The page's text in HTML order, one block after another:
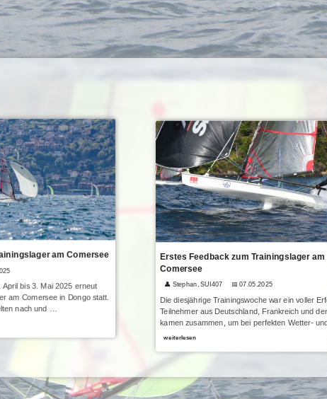
am Comersee
April bis 3. Mai 2025 erneut
am Comersee in Dongo statt.
nach und …
Erstes Feedback zum Trainingslager am
Comersee
👤 Stephan, SUI407 📅 07.05.2025
Die diesjährige Trainingswoche war ein voller
Teilnehmer aus Deutschland, Frankreich und der
kamen zusammen, um bei perfekten Wetter-
weiterlesen